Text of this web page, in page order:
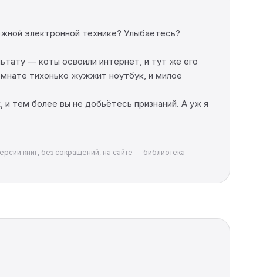
электронной технике? Улыбаетесь?
— коты освоили интернет, и тут же его
тихонько жужжит ноутбук, и милое
тем более вы не добьётесь признаний. А уж я
книг, без сокращений, на сайте — библиотека